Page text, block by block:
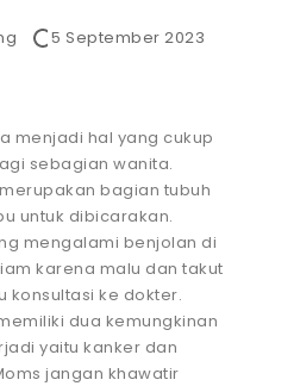
5 September 2023
menjadi hal yang cukup
sebagian wanita.
bagian tubuh
untuk dibicarakan.
mengalami benjolan di
karena malu dan takut
konsultasi ke dokter.
dua kemungkinan
yaitu kanker dan
jangan khawatir